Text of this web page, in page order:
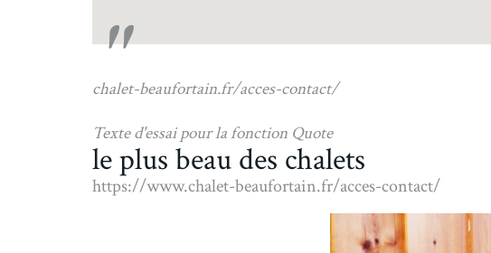
"
chalet-beaufortain.fr/acces-contact/
Texte d'essai pour la fonction Quote
le plus beau des chalets
https://www.chalet-beaufortain.fr/acces-contact/